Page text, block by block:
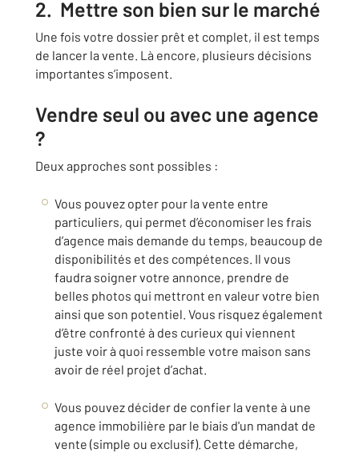
2. Mettre son bien sur le marché
Une fois votre dossier prêt et complet, il est temps
de lancer la vente. Là encore, plusieurs décisions
importantes s’imposent.
Vendre seul ou avec une agence
?
Deux approches sont possibles :
Vous pouvez opter pour la vente entre
particuliers, qui permet d’économiser les frais
d’agence mais demande du temps, beaucoup de
disponibilités et des compétences. Il vous
faudra soigner votre annonce, prendre de
belles photos qui mettront en valeur votre bien
ainsi que son potentiel. Vous risquez également
d’être confronté à des curieux qui viennent
juste voir à quoi ressemble votre maison sans
avoir de réel projet d’achat.
Vous pouvez décider de confier la vente à une
agence immobilière par le biais d'un mandat de
vente (simple ou exclusif). Cette démarche,